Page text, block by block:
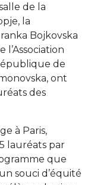
de la
la
Bojkovska
de
ont
des
à Paris,
lauréats par
que
souci d’équité